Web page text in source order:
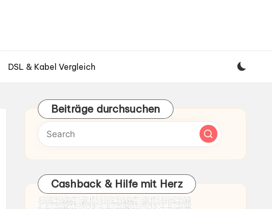
DSL & Kabel Vergleich
Beiträge durchsuchen
Cashback & Hilfe mit Herz